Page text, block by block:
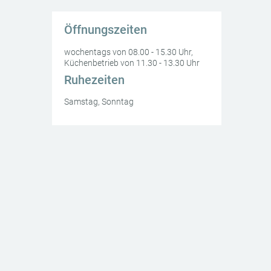
Öffnungszeiten
wochentags von 08.00 - 15.30 Uhr,
Küchenbetrieb von 11.30 - 13.30 Uhr
Ruhezeiten
Samstag, Sonntag